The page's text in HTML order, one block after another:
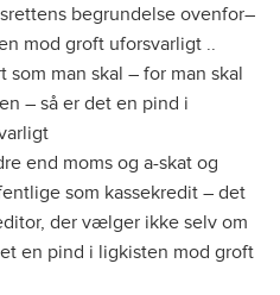
begrundelse ovenfor–
mod groft uforsvarligt ..
som man skal – for man skal
– så er det en pind i
end moms og a-skat og
som kassekredit – det
der vælger ikke selv om
en pind i ligkisten mod groft